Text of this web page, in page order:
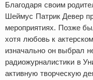
Благодаря своим
Шеймус Патрик Девер
мероприятиях. Позже
хотя любовь к
изначально он выбрал
радиожурналистики в
активную творческую